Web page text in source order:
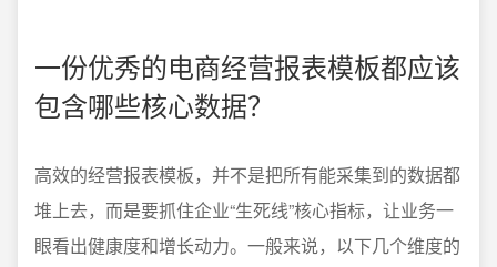
一份优秀的电商经营报表模板都应该
包含哪些核心数据？
高效的经营报表模板，并不是把所有能采集到的数据都
堆上去，而是要抓住企业“生死线”核心指标，让业务一
眼看出健康度和增长动力。一般来说，以下几个维度的